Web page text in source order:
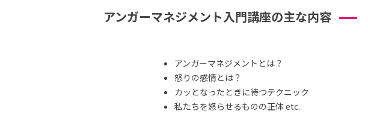
アンガーマネジメント入門講座の主な内容
アンガーマネジメントとは？
怒りの感情とは？
カッとなったときに待つテクニック
私たちを怒らせるものの正体 etc.